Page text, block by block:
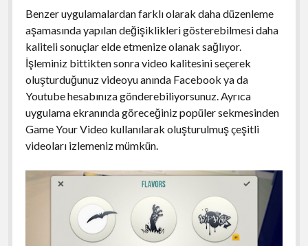
Benzer uygulamalardan farklı olarak daha düzenleme
aşamasında yapılan değişiklikleri gösterebilmesi daha
kaliteli sonuçlar elde etmenize olanak sağlıyor.
İşleminiz bittikten sonra video kalitesini seçerek
oluşturduğunuz videoyu anında Facebook ya da
Youtube hesabınıza gönderebiliyorsunuz. Ayrıca
uygulama ekranında göreceğiniz popüler sekmesinden
Game Your Video kullanılarak oluşturulmuş çeşitli
videoları izlemeniz mümkün.